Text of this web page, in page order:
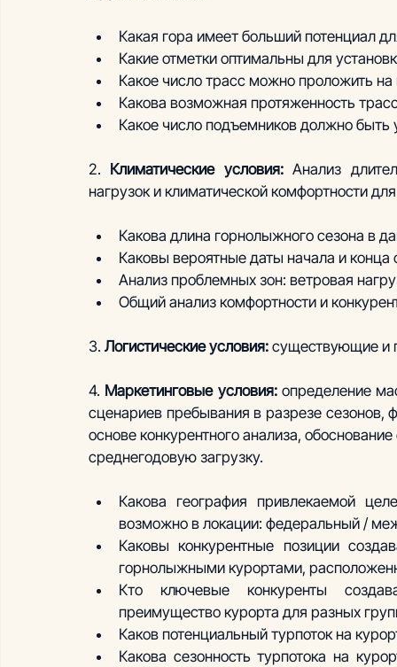
Какая гора имеет больший потенциал
Какие отметки оптимальны для
Какое число трасс можно проложить на
Какова возможная протяженность
Какое число подъемников должно быть
2. Климатические условия: Анализ
нагрузок и климатической комфортности
Какова длина горнолыжного сезона в
Каковы вероятные даты начала и конца
Анализ проблемных зон: ветровая
Общий анализ комфортности и
3. Логистические условия: существующие и
4. Маркетинговые условия: определение
сценариев пребывания в разрезе
основе конкурентного анализа,
среднегодовую загрузку.
Какова география привлекаемой
возможно в локации: федеральный /
Каковы конкурентные позиции
горнолыжными курортами,
Кто ключевые конкуренты
преимущество курорта для разных
Каков потенциальный турпоток на
Какова сезонность турпотока на